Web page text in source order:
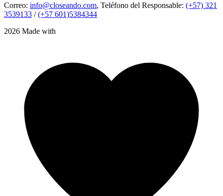
Correo: info@closeando.com, Teléfono del Responsable: (+57) 321
3539133 /(+57 601)5384344
2026 Made with